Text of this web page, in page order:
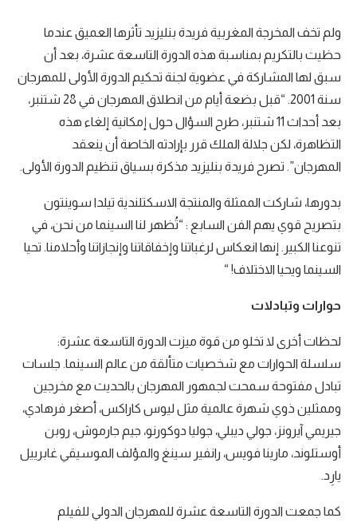
ولم تخف المخرجة المغربية فريدة بنليزيد تأثرها العميق عندما
حظيت بالتكريم بمناسبة هذه الدورة التاسعة عشرة، بعد أن
سبق لها المشاركة في عضوية لجنة تحكيم الدورة الأولى للمهرجان
سنة 2001. “قبل بضعة أيام من انطلاق المهرجان في 28 شتنبر،
بعد أحداث 11 شتنبر، طرح السؤال حول إمكانية إلغاء هذه
التظاهرة، لكن جلالة الملك قرر بإرادته الخاصة أن ينعقد
المهرجان”. تصرح فريدة بنليزيد مذكرة بسياق تنظيم الدورة الأولى.
بدورها، شاركت الممثلة والمنتجة الاسكتلندية تيلدا سوينتون
بتصريح قوي يهم الفن السابع : “تُظهر لنا السينما من نحن، في
تنوعنا الكبير. إنها انعكاس لرغباتنا وإخفاقاتنا وإنجازاتنا وأحلامنا. تحيا
السينما ويحيا الاختلاف! “
حوارات وتبادلات
لحظات أخرى لا تخلو من قوة ميزت الدورة التاسعة عشرة:
سلسلة الحوارات مع شخصيات متألقة من عالم السينما. جلسات
تبادل مفتوحة سمحت لجمهور المهرجان بالحديث مع مخرجين
وممثلين ذوي شهرة عالمية مثل ليوس كاراكس، أصغر فرهادي،
جيريمي آيرونز، جولي ديبلي، جوليا دوكورنو، جيم جارموش، روبن
أوستلوند، مارينا فويس، رانفير سينغ والمؤلف الموسيقي غابرييل
يارِد.
كما جمعت الدورة التاسعة عشرة للمهرجان الدولي للفيلم